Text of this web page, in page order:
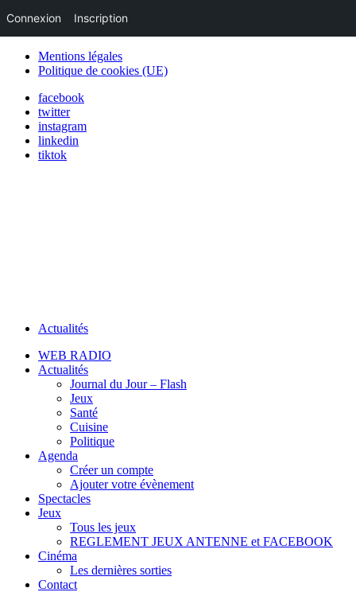
Mentions légales
Politique de cookies (UE)
facebook
twitter
instagram
linkedin
tiktok
Actualités
WEB RADIO
Actualités
Journal du Jour – Flash
Jeux
Santé
Cuisine
Politique
Agenda
Créer un compte
Ajouter votre évènement
Spectacles
Jeux
Tous les jeux
REGLEMENT JEUX ANTENNE et FACEBOOK
Cinéma
Les dernières sorties
Contact
Connexion Inscription